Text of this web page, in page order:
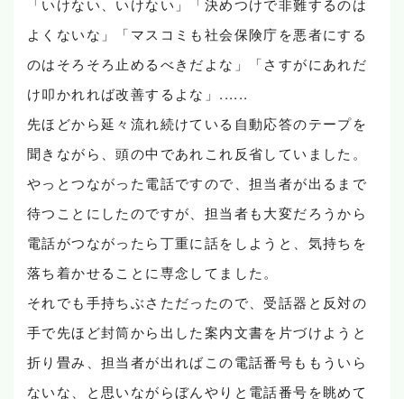
「いけない、いけない」「決めつけで非難するのは
よくないな」「マスコミも社会保険庁を悪者にする
のはそろそろ止めるべきだよな」「さすがにあれだ
け叩かれれば改善するよな」......
先ほどから延々流れ続けている自動応答のテープを
聞きながら、頭の中であれこれ反省していました。
やっとつながった電話ですので、担当者が出るまで
待つことにしたのですが、担当者も大変だろうから
電話がつながったら丁重に話をしようと、気持ちを
落ち着かせることに専念してました。
それでも手持ちぶさただったので、受話器と反対の
手で先ほど封筒から出した案内文書を片づけようと
折り畳み、担当者が出ればこの電話番号ももういら
ないな、と思いながらぼんやりと電話番号を眺めて